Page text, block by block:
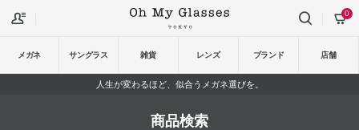
メガネ サングラス 雑貨 レンズ ブランド 店舗
0
人生が変わるほど、似合うメガネ選びを。
商品検索